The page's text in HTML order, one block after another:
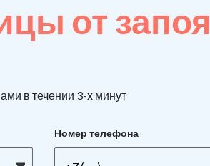
от запоя
в течении 3-х минут
Номер телефона